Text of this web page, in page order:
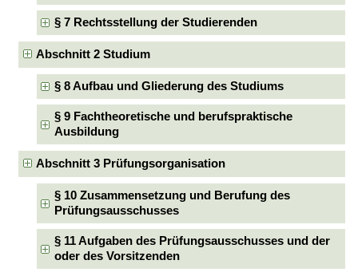
§ 7 Rechtsstellung der Studierenden
Abschnitt 2 Studium
§ 8 Aufbau und Gliederung des Studiums
§ 9 Fachtheoretische und berufspraktische
Ausbildung
Abschnitt 3 Prüfungsorganisation
§ 10 Zusammensetzung und Berufung des
Prüfungsausschusses
§ 11 Aufgaben des Prüfungsausschusses und der
oder des Vorsitzenden